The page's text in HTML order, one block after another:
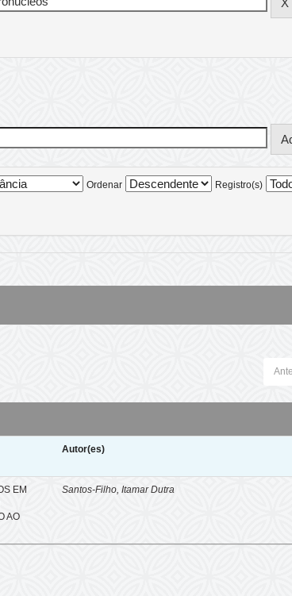
Ordenar Registro(s)
Autor(es)
EM
AO
Santos-Filho, Itamar Dutra